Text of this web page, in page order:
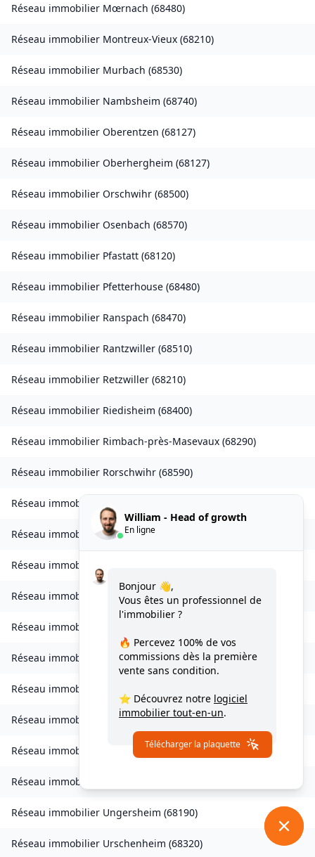
Réseau immobilier Mœrnach (68480)
Réseau immobilier Montreux-Vieux (68210)
Réseau immobilier Murbach (68530)
Réseau immobilier Nambsheim (68740)
Réseau immobilier Oberentzen (68127)
Réseau immobilier Oberhergheim (68127)
Réseau immobilier Orschwihr (68500)
Réseau immobilier Osenbach (68570)
Réseau immobilier Pfastatt (68120)
Réseau immobilier Pfetterhouse (68480)
Réseau immobilier Ranspach (68470)
Réseau immobilier Rantzwiller (68510)
Réseau immobilier Retzwiller (68210)
Réseau immobilier Riedisheim (68400)
Réseau immobilier Rimbach-près-Masevaux (68290)
Réseau immobilier Rorschwihr (68590)
Réseau immobilier
Réseau immobilierSierentz(68510
Réseau immobilier
Réseau immobilier Soppe-le-Bas(68780)
Réseau immobilier
Réseau immobilier Storckensohn(68470
Réseau immobilier
Réseau immobilier Thannenkirch(68590)
Réseau immobilier Traubach-le-Bas (68210)
Réseau immobilier
Réseau immobilier Ungersheim (68190)
Réseau immobilier Urschenheim (68320)
William - Head of growth
En ligne
Bonjour 👋,
Vous êtes un professionnel de
l'immobilier ?
🔥 Percevez 100% de vos
commissions dès la première
vente sans condition.
⭐ Découvrez notre logiciel
immobilier tout-en-un.
Télécharger la plaquette